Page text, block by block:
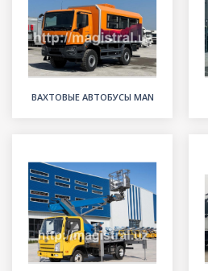
ВАХТОВЫЕ АВТОБУСЫ MAN